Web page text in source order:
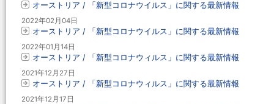
オーストリア / 「新型コロナウイルス」に関する最新情報
2022年02月04日
オーストリア / 「新型コロナウイルス」に関する最新情報
2022年01月14日
オーストリア / 「新型コロナウィルス」に関する最新情報
2021年12月27日
オーストリア / 「新型コロナウィルス」に関する最新情報
2021年12月17日